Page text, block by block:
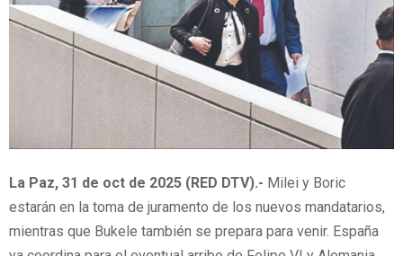
La Paz, 31 de oct de 2025 (RED DTV).- Milei y Boric
estarán en la toma de juramento de los nuevos mandatarios,
mientras que Bukele también se prepara para venir. España